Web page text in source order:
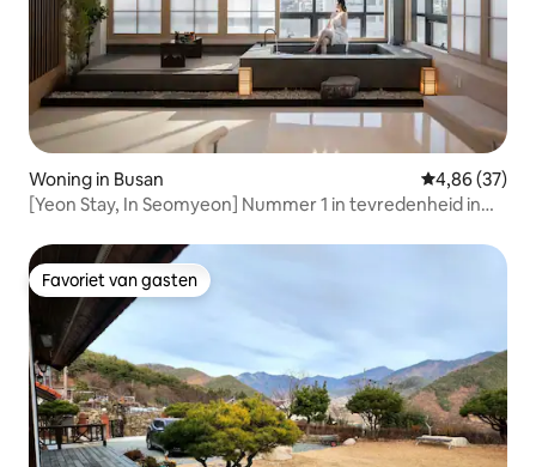
Woning in Busan Gemiddelde
4,86 (37)
[Yeon Stay, In Seomyeon] Nummer 1 in tevredenheid in
Premium jacuzzi / Seomyeon-station op 3 minuten
Favoriet van gasten
Favoriet van gasten